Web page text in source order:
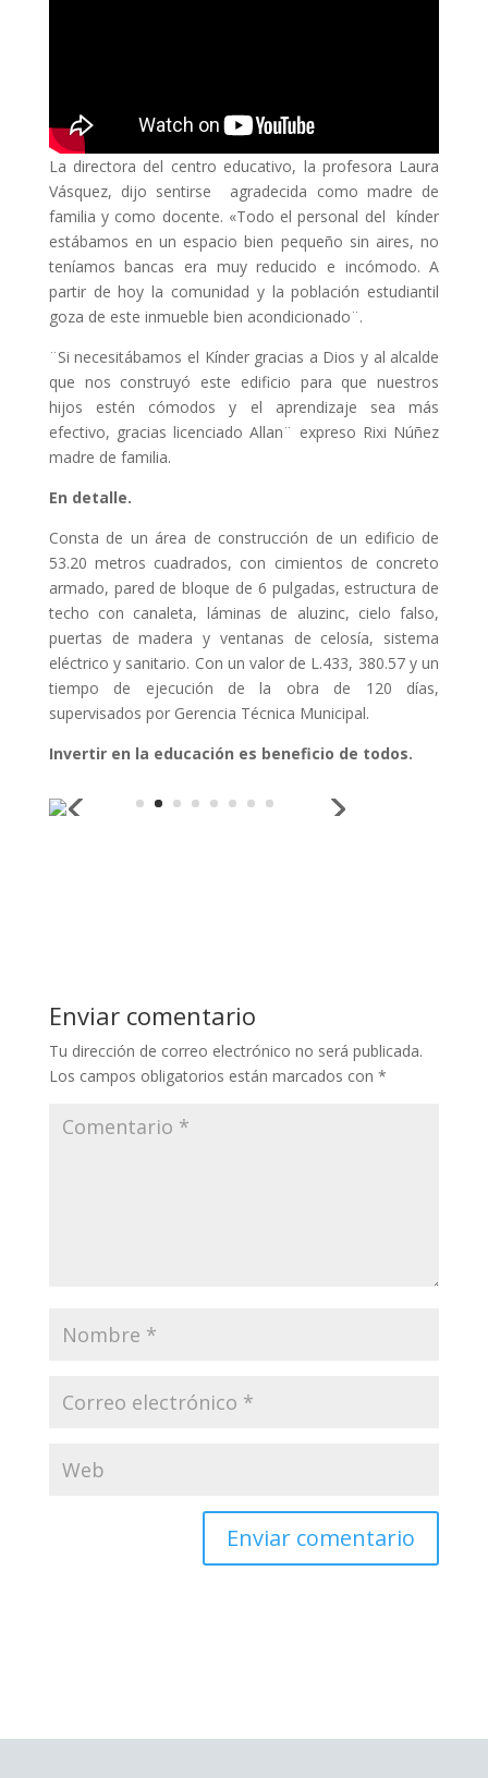
La directora del centro educativo, la profesora Laura
Vásquez, dijo sentirse agradecida como madre de
familia y como docente. «Todo el personal del kínder
estábamos en un espacio bien pequeño sin aires, no
teníamos bancas era muy reducido e incómodo. A
partir de hoy la comunidad y la población estudiantil
goza de este inmueble bien acondicionado¨.
¨Si necesitábamos el Kínder gracias a Dios y al alcalde
que nos construyó este edificio para que nuestros
hijos estén cómodos y el aprendizaje sea más
efectivo, gracias licenciado Allan¨ expreso Rixi Núñez
madre de familia.
En detalle.
Consta de un área de construcción de un edificio de
53.20 metros cuadrados, con cimientos de concreto
armado, pared de bloque de 6 pulgadas, estructura de
techo con canaleta, láminas de aluzinc, cielo falso,
puertas de madera y ventanas de celosía, sistema
eléctrico y sanitario. Con un valor de L.433, 380.57 y un
tiempo de ejecución de la obra de 120 días,
supervisados por Gerencia Técnica Municipal.
Invertir en la educación es beneficio de todos.
Enviar comentario
Tu dirección de correo electrónico no será publicada.
Los campos obligatorios están marcados con *